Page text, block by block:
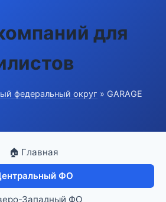
для
федеральный округ » GARAGE
🏠 Главная
ФО
Западный ФО